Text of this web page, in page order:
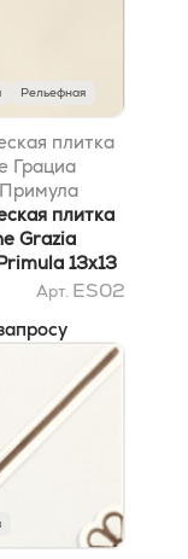
Рельефная
плитка
Грациа
плитка
Grazia
13x13
Арт. ES02